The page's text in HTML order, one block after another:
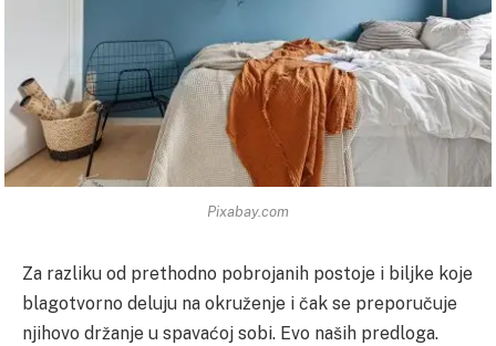
Pixabay.com
Za razliku od prethodno pobrojanih postoje i biljke koje
blagotvorno deluju na okruženje i čak se preporučuje
njihovo držanje u spavaćoj sobi. Evo naših predloga.